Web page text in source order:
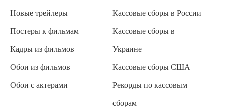
Новые трейлеры
Постеры к фильмам
Кадры из фильмов
Обои из фильмов
Обои с актерами
Кассовые сборы в России
Кассовые сборы в
Украине
Кассовые сборы США
Рекорды по кассовым
сборам